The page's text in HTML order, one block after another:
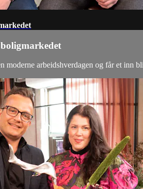
moderne arbeidshverdagen og får et inn